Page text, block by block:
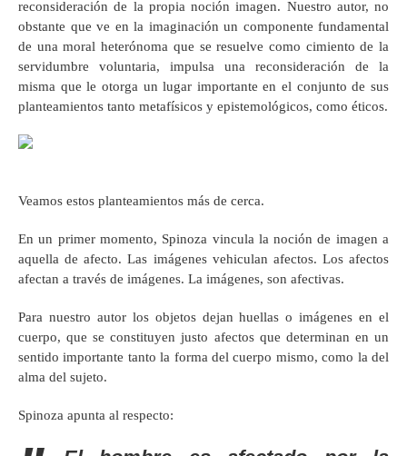
reconsideración de la propia noción imagen. Nuestro autor, no
obstante que ve en la imaginación un componente fundamental
de una moral heterónoma que se resuelve como cimiento de la
servidumbre voluntaria, impulsa una reconsideración de la
misma que le otorga un lugar importante en el conjunto de sus
planteamientos tanto metafísicos y epistemológicos, como éticos.
Veamos estos planteamientos más de cerca.
En un primer momento, Spinoza vincula la noción de imagen a
aquella de afecto. Las imágenes vehiculan afectos. Los afectos
afectan a través de imágenes. La imágenes, son afectivas.
Para nuestro autor los objetos dejan huellas o imágenes en el
cuerpo, que se constituyen justo afectos que determinan en un
sentido importante tanto la forma del cuerpo mismo, como la del
alma del sujeto.
Spinoza apunta al respecto: